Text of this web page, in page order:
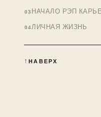
НАЧАЛО РЭП
ЛИЧНАЯ ЖИЗНЬ
НАВЕРХ